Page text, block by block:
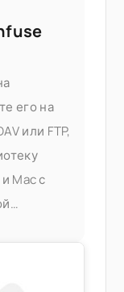
его на
или FTP,
Mac с